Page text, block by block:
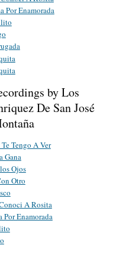
Por Enamorada
by Los
De San José
Tengo A Ver
Gana
Ojos
Otro
A Rosita
Por Enamorada